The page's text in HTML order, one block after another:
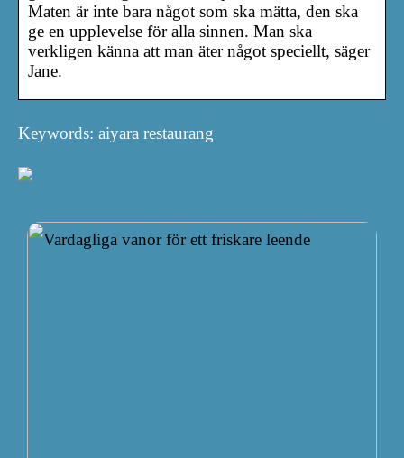
Maten är inte bara något som ska mätta, den ska
ge en upplevelse för alla sinnen. Man ska
verkligen känna att man äter något speciellt, säger
Jane.
Keywords: aiyara restaurang